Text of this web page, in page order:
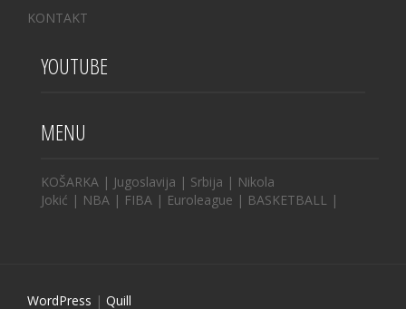
KONTAKT
YOUTUBE
MENU
KOŠARKA | Jugoslavija | Srbija | Nikola
Jokić | NBA | FIBA | Euroleague | BASKETBALL |
WordPress | Quill